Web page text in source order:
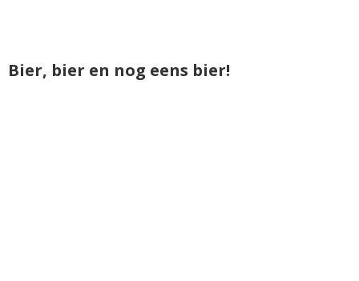
Bier, bier en nog eens bier!